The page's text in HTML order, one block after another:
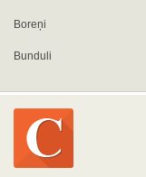
Boreņi
Bunduli